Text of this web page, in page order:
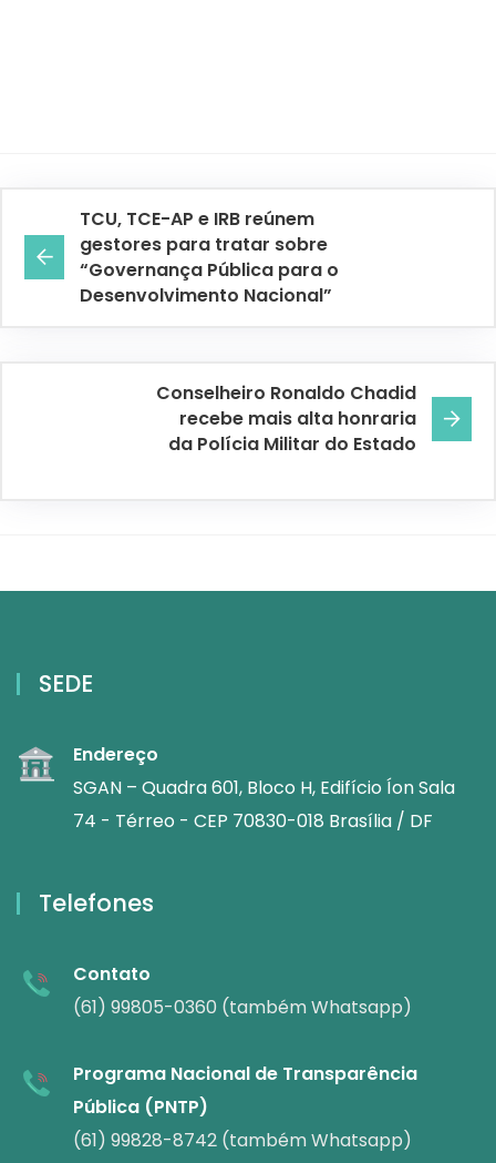
TCU, TCE-AP e IRB reúnem
gestores para tratar sobre
“Governança Pública para o
Desenvolvimento Nacional”
Conselheiro Ronaldo Chadid
recebe mais alta honraria
da Polícia Militar do Estado
SEDE
Endereço
SGAN – Quadra 601, Bloco H, Edifício Íon Sala
74 - Térreo - CEP 70830-018 Brasília / DF
Telefones
Contato
(61) 99805-0360 (também Whatsapp)
Programa Nacional de Transparência
Pública (PNTP)
(61) 99828-8742 (também Whatsapp)